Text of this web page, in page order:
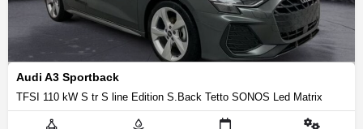
Audi A3 Sportback
TFSI 110 kW S tr S line Edition S.Back Tetto SONOS Led Matrix